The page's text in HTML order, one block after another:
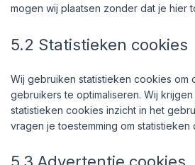
mogen wij plaatsen zonder dat je hier
5.2 Statistieken cookies
Wij gebruiken statistieken cookies
gebruikers te optimaliseren. Wij
statistieken cookies inzicht in het
vragen je toestemming om statistieken